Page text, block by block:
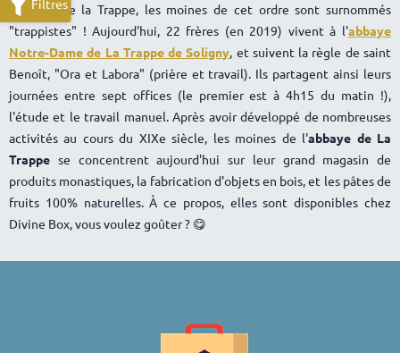
l'abbaye de la Trappe, les moines de cet ordre sont surnommés
"trappistes" ! Aujourd'hui, 22 frères (en 2019) vivent à l'abbaye
Notre-Dame de La Trappe de Soligny, et suivent la règle de saint
Benoît, "Ora et Labora" (prière et travail). Ils partagent ainsi leurs
journées entre sept offices (le premier est à 4h15 du matin !),
l'étude et le travail manuel. Après avoir développé de nombreuses
activités au cours du XIXe siècle, les moines de l'abbaye de La
Trappe se concentrent aujourd'hui sur leur grand magasin de
produits monastiques, la fabrication d'objets en bois, et les pâtes de
fruits 100% naturelles. À ce propos, elles sont disponibles chez
Divine Box, vous voulez goûter ? 😋